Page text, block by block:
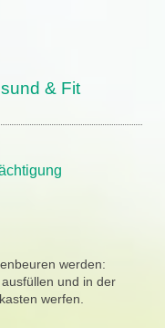
& Fit
werden:
und in der
werfen.